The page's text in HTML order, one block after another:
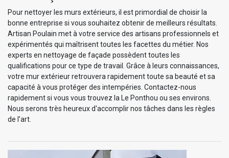
Pour nettoyer les murs extérieurs, il est primordial de choisir la
bonne entreprise si vous souhaitez obtenir de meilleurs résultats.
Artisan Poulain met à votre service des artisans professionnels et
expérimentés qui maîtrisent toutes les facettes du métier. Nos
experts en nettoyage de façade possèdent toutes les
qualifications pour ce type de travail. Grâce à leurs connaissances,
votre mur extérieur retrouvera rapidement toute sa beauté et sa
capacité à vous protéger des intempéries. Contactez-nous
rapidement si vous vous trouvez la Le Ponthou ou ses environs.
Nous serons très heureux d'accomplir nos tâches dans les règles
de l’art.